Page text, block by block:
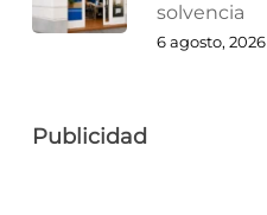
solvencia
6 agosto, 2026
Publicidad